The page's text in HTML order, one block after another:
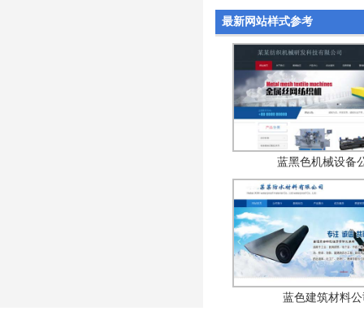
最新网站样式参考
蓝黑色机械设备
蓝色建筑材料